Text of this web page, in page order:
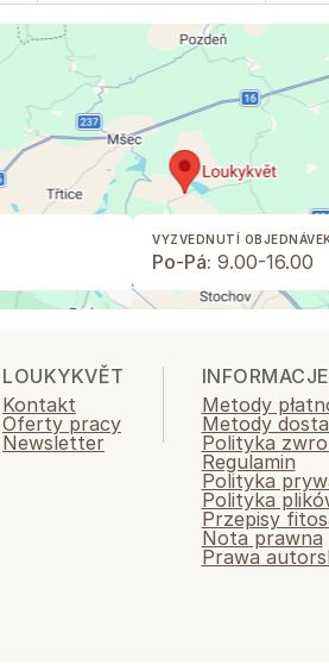
VYZVEDNUTÍ
Po-Pá: 9.00-16.00
LOUKYKVĚT
Kontakt
Oferty pracy
Newsletter
INFORMACJE
Metody
Metody
Polityka
Regulamin
Polityka
Polityka
Przepisy
Nota prawna
Prawa